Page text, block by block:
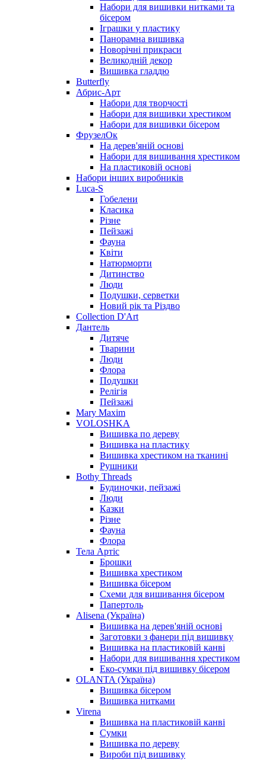
Набори для вишивки нитками та
бісером
Іграшки у пластику
Панорамна вишивка
Новорічні прикраси
Великодній декор
Вишивка гладдю
Butterfly
Абрис-Арт
Набори для творчості
Набори для вишивки хрестиком
Набори для вишивки бісером
ФрузелОк
На дерев'яній основі
Набори для вишивання хрестиком
На пластиковій основі
Набори інших виробників
Luca-S
Гобелени
Класика
Різне
Пейзажі
Фауна
Квіти
Натюрморти
Дитинство
Люди
Подушки, серветки
Новий рік та Різдво
Collection D'Art
Дантель
Дитяче
Тварини
Люди
Флора
Подушки
Релігія
Пейзажі
Mary Maxim
VOLOSHKA
Вишивка по дереву
Вишивка на пластику
Вишивка хрестиком на тканині
Рушники
Bothy Threads
Будиночки, пейзажі
Люди
Казки
Різне
Фауна
Флора
Тела Артіс
Брошки
Вишивка хрестиком
Вишивка бісером
Схеми для вишивання бісером
Папертоль
Alisena (Україна)
Вишивка на дерев'яній основі
Заготовки з фанери під вишивку
Вишивка на пластиковій канві
Набори для вишивання хрестиком
Еко-сумки під вишивку бісером
OLANTA (Україна)
Вишивка бісером
Вишивка нитками
Virena
Вишивка на пластиковій канві
Сумки
Вишивка по дереву
Вироби під вишивку